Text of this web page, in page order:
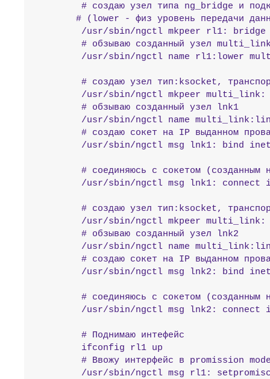
# создаю узел типа ng_bridge и
# (lower - физ уровень передачи
/usr/sbin/ngctl mkpeer rl1: bridge
# обзываю созданный узел
/usr/sbin/ngctl name rl1:lower
# создаю узел тип:ksocket,
/usr/sbin/ngctl mkpeer
        # обзываю созданный узел lnk1
/usr/sbin/ngctl name
# создаю сокет на IP выданном
/usr/sbin/ngctl msg lnk1: bind
# соединяюсь с сокетом (созданным
/usr/sbin/ngctl msg lnk1: connect
# создаю узел тип:ksocket,
/usr/sbin/ngctl mkpeer
        # обзываю созданный узел lnk2
/usr/sbin/ngctl name
# создаю сокет на IP выданном
/usr/sbin/ngctl msg lnk2: bind
# соединяюсь с сокетом (созданным
/usr/sbin/ngctl msg lnk2: connect
# Поднимаю
        ifconfig rl1 up
# Ввожу интерфейс в promission
/usr/sbin/ngctl msg rl1: